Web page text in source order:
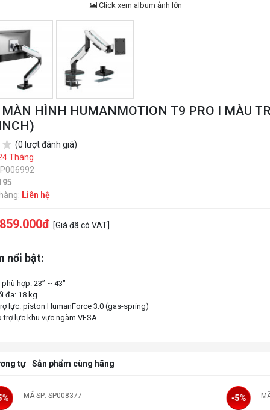
Click xem album ảnh lớn
MÀN HÌNH HUMANMOTION T9 PRO I MÀU
(0 lượt đánh giá)
Tháng
Liên hệ
[Giá đã có VAT]
nổi bật:
hợp: 23” ~ 43"
đa: 18 kg
lực: piston HumanForce 3.0 (gas-spring)
tự Sản phẩm cùng hãng
MÃ SP: SP006607